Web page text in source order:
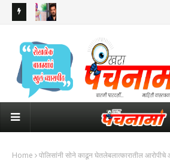
Home पोलिसांनी सोने काढून घेतलेबलात्कारातील